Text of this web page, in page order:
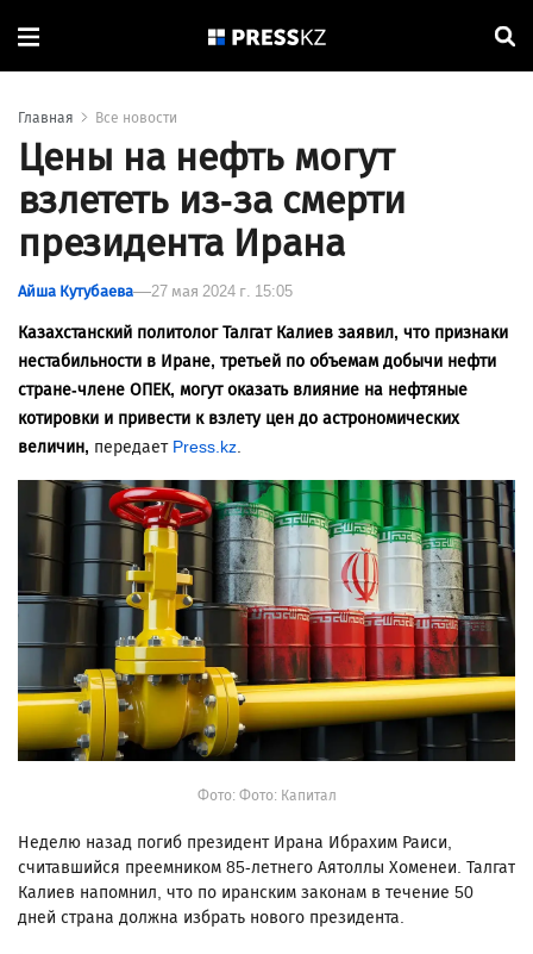
Главная Все новости
Цены на нефть могут
взлететь из-за смерти
президента Ирана
Айша Кутубаева 27 мая 2024 г. 15:05
Казахстанский политолог Талгат Калиев заявил, что признаки
нестабильности в Иране, третьей по объемам добычи нефти
стране-члене ОПЕК, могут оказать влияние на нефтяные
котировки и привести к взлету цен до астрономических
величин, передает Press.kz.
Фото: Фото: Капитал
Неделю назад погиб президент Ирана Ибрахим Раиси,
считавшийся преемником 85-летнего Аятоллы Хоменеи. Талгат
Калиев напомнил, что по иранским законам в течение 50
дней страна должна избрать нового президента.